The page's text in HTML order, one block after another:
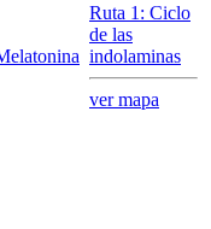
Ruta 1: Ciclo
de las
indolaminas
ver mapa